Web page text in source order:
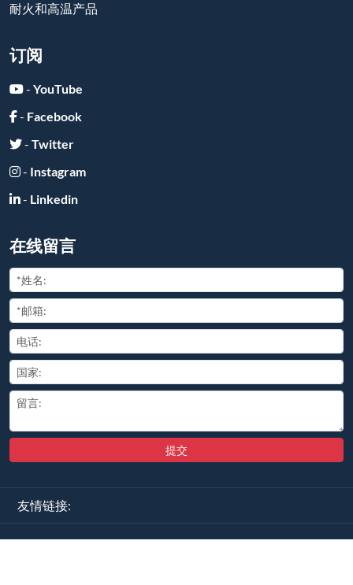
友情链接:
Copyright ©2026All Rights Reserved
豫ICP备2025110681号-2